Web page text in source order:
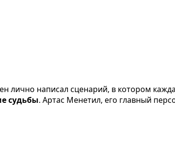
лично написал сценарий, в котором
судьбы. Артас Менетил, его главный